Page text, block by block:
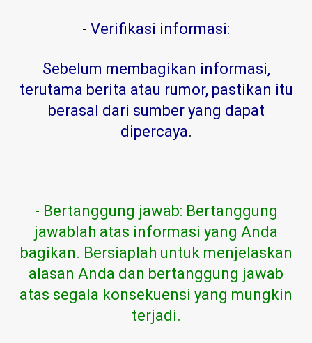
- Verifikasi informasi:
Sebelum membagikan informasi,
terutama berita atau rumor, pastikan itu
berasal dari sumber yang dapat
dipercaya.
- Bertanggung jawab: Bertanggung
jawablah atas informasi yang Anda
bagikan. Bersiaplah untuk menjelaskan
alasan Anda dan bertanggung jawab
atas segala konsekuensi yang mungkin
terjadi.